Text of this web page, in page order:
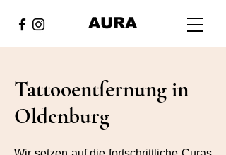
AURA
Tattooentfernung in
Oldenburg